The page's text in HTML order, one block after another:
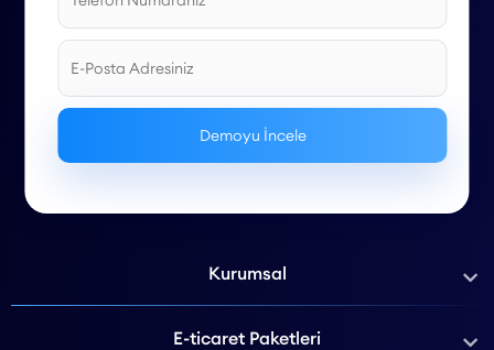
Kurumsal
E-ticaret Paketleri